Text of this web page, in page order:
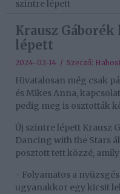
szintre lépett
Krausz
lépett
2024-02-14 / Szerző:
Hivatalosan még csak
és Mikes Anna,
pedig meg is osztották
Új szintre lépett Krausz
Dancing with the Stars
posztott tett közzé,
- Folyamatos a
ugyanakkor egy kicsit